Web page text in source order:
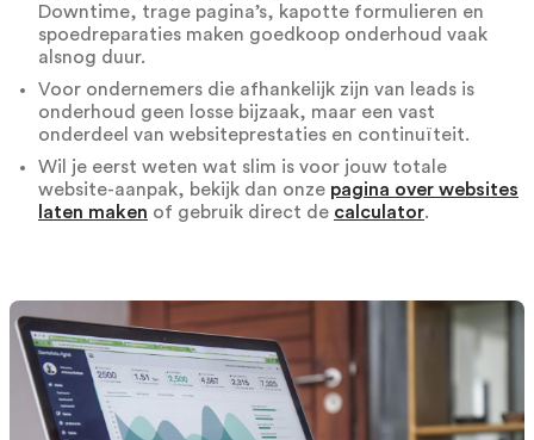
Downtime, trage pagina’s, kapotte formulieren en
spoedreparaties maken goedkoop onderhoud vaak
alsnog duur.
Voor ondernemers die afhankelijk zijn van leads is
onderhoud geen losse bijzaak, maar een vast
onderdeel van websiteprestaties en continuïteit.
Wil je eerst weten wat slim is voor jouw totale
website-aanpak, bekijk dan onze pagina over websites
laten maken of gebruik direct de calculator.